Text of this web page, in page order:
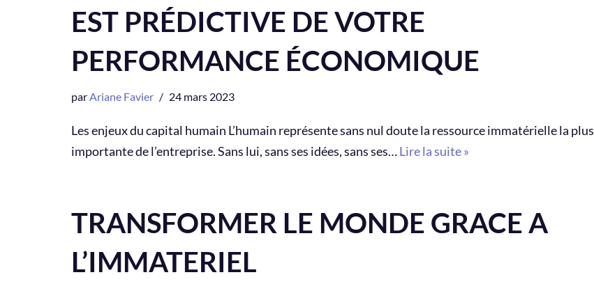
EST PRÉDICTIVE DE VOTRE
PERFORMANCE ÉCONOMIQUE
parAriane Favier 24 mars 2023
Les enjeux du capital humain L’humain représente sans nul doute la ressource immatérielle la plus
importante de l’entreprise. Sans lui, sans ses idées, sans ses…Lire la suite »
TRANSFORMER LE MONDE GRACE A
L’IMMATERIEL